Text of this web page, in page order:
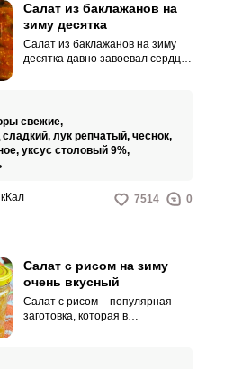
Салат из баклажанов на
зиму десятка
Салат из баклажанов на зиму
десятка давно завоевал сердца
абсолютно всем.
свежие,
сладкий, лук репчатый, чеснок,
уксус столовый 9%,
7514 0
Салат с рисом на зиму
очень вкусный
Салат с рисом – популярная
заготовка, которая в